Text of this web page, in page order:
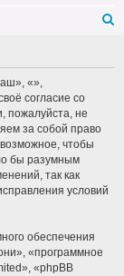
«»,
согласие со
пожалуйста, не
за собой право
чтобы
бы разумным
так как
условий
обеспечения
«программное
«phpBB